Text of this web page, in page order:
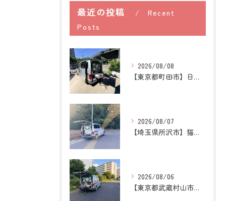
最近の投稿
Recent
Posts
2026/08/08
【東京都町田市】日本スピッツの訪問ペット火葬｜愛犬との穏やか...
2026/08/07
【埼玉県所沢市】猫の訪問ペット火葬｜お気に入りの場所に姿がな...
2026/08/06
【東京都武蔵村山市】犬の訪問ペット火葬｜愛犬との最後の時間を...